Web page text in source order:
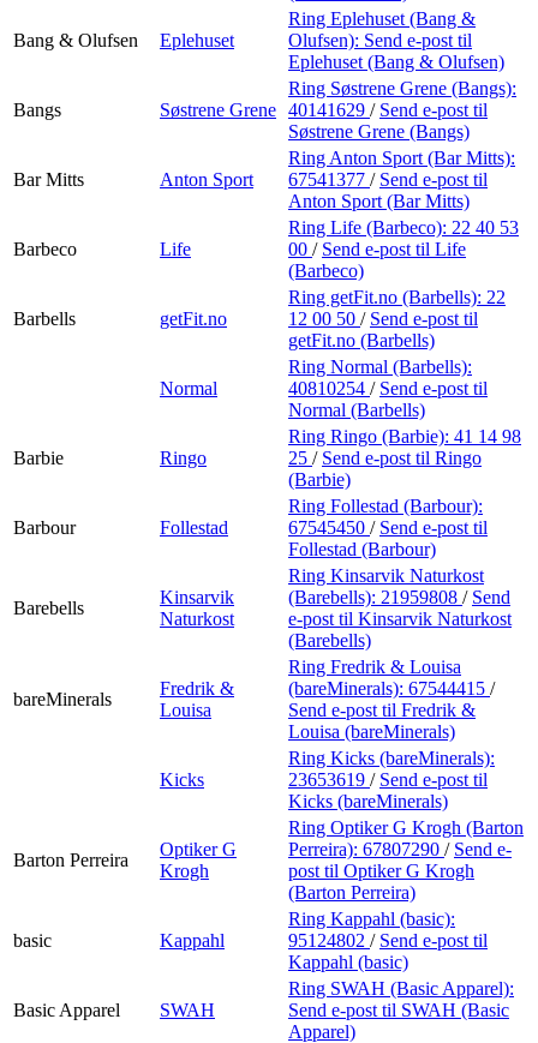
Bang & Olufsen Eplehuset
Ring Eplehuset (Bang &
Olufsen): Send e-post til
Eplehuset (Bang & Olufsen)
Bangs Søstrene Grene
Ring Søstrene Grene (Bangs):
40141629 / Send e-post til
Søstrene Grene (Bangs)
Bar Mitts Anton Sport
Ring Anton Sport (Bar Mitts):
67541377 / Send e-post til
Anton Sport (Bar Mitts)
Barbeco Life
Ring Life (Barbeco): 22 40 53
00 / Send e-post til Life
(Barbeco)
Barbells getFit.no
Ring getFit.no (Barbells): 22
12 00 50 / Send e-post til
getFit.no (Barbells)
Normal
Ring Normal (Barbells):
40810254 / Send e-post til
Normal (Barbells)
Barbie Ringo
Ring Ringo (Barbie): 41 14 98
25 / Send e-post til Ringo
(Barbie)
Barbour Follestad
Ring Follestad (Barbour):
67545450 / Send e-post til
Follestad (Barbour)
Barebells
Kinsarvik
Naturkost
Ring Kinsarvik Naturkost
(Barebells): 21959808 / Send
e-post til Kinsarvik Naturkost
(Barebells)
bareMinerals
Fredrik &
Louisa
Ring Fredrik & Louisa
(bareMinerals): 67544415 /
Send e-post til Fredrik &
Louisa (bareMinerals)
Kicks
Ring Kicks (bareMinerals):
23653619 / Send e-post til
Kicks (bareMinerals)
Barton Perreira
Optiker G
Krogh
Ring Optiker G Krogh (Barton
Perreira): 67807290 / Send e-
post til Optiker G Krogh
(Barton Perreira)
basic Kappahl
Ring Kappahl (basic):
95124802 / Send e-post til
Kappahl (basic)
Basic Apparel SWAH
Ring SWAH (Basic Apparel):
Send e-post til SWAH (Basic
Apparel)